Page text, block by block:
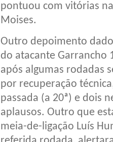
pontuou com vitórias
Moises.
Outro depoimento
do atacante Garrancho
após algumas rodadas
por recuperação
passada (a 20ª) e dois
aplausos. Outro que
meia-de-ligação Luís